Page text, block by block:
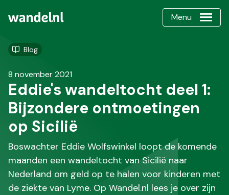
Menu
Blog
8 november 2021
Eddie's wandeltocht deel 1:
Bijzondere ontmoetingen
op Sicilië
Boswachter Eddie Wolfswinkel loopt de komende
maanden een wandeltocht van Sicilië naar
Nederland om geld op te halen voor kinderen met
de ziekte van Lyme. Op Wandel.nl lees je over zijn